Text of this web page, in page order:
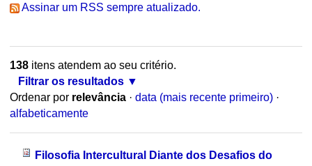
Assinar um RSS sempre atualizado.
138itens atendem ao seu critério.
Filtrar os resultados
Ordenar por relevância · data (mais recente primeiro) ·
alfabeticamente
Filosofia Intercultural Diante dos Desafios do